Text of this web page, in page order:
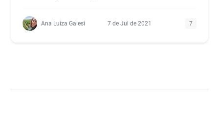
Ana Luiza Galesi 7 de Jul de 2021 7